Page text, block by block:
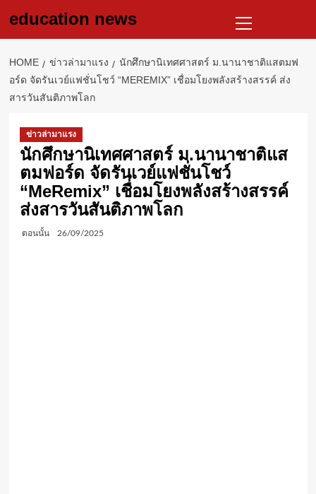
education news
Menu
HOME ข่าวล่ามาแรง
นักศึกษานิเทศศาสตร์ ม.นานาชาติแสตมฟ
อร์ด จัดรันเวย์แฟชั่นโชว์ “MEREMIX” เชื่อมโยงพลังสร้างสรรค์ ส่ง
สารวันสันติภาพโลก
ข่าวล่ามาแรง
นักศึกษานิเทศศาสตร์ ม.นานาชาติแส
ตมฟอร์ด จัดรันเวย์แฟชั่นโชว์
“MeRemix” เชื่อมโยงพลังสร้างสรรค์
ส่งสารวันสันติภาพโลก
ตอนนั้น 26/09/2025